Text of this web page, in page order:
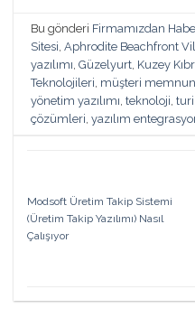
Bu gönderi Firmamızdan
Sitesi ,Aphrodite Beachfront
yazılımı ,Güzelyurt Kuzey
Teknolojileri müşteri
yönetim yazılımı ,teknoloji ,
çözümleri ,yazılım
Modsoft Üretim Takip Sistemi
(Üretim Takip Yazılımı) Nasıl
Çalışıyor